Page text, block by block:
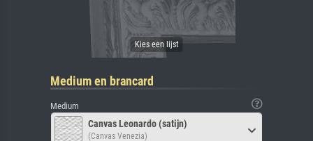
Medium en brancard
Medium
Canvas Leonardo (satijn)
(Canvas Venezia)